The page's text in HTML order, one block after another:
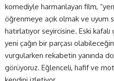
komediyle harmanlayan film, “yeni
öğrenmeye açık olmak ve uyum
hatırlatıyor seyircisine. Eski
yeni çağın bir parçası
vurgularken rekabetin yanında
görüyoruz. Eğlenceli, hafif ve